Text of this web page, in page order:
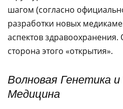
шагом (согласно
разработки новых
аспектов здравоохранения.
сторона этого «открытия».
Волновая Генетика
Медицина